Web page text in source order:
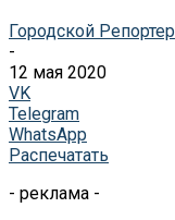
Городской Репортер
-
12 мая 2020
VK
Telegram
WhatsApp
Распечатать
- реклама -